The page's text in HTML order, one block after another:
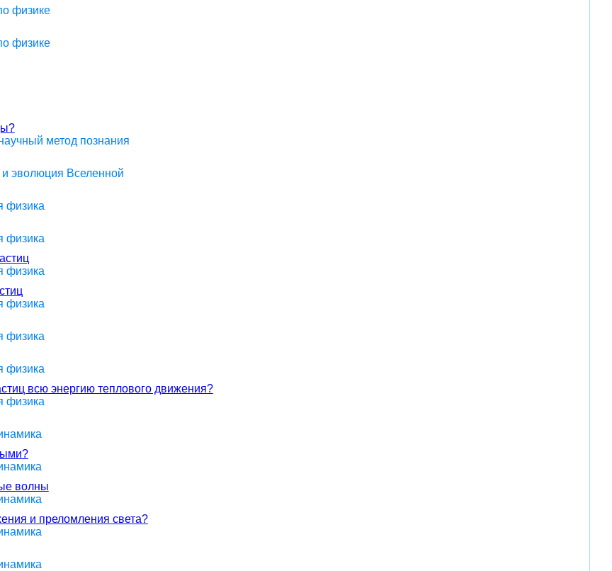
физике
физике
метод познания
и эволюция Вселенной
физика
физика
физика
физика
физика
физика
всю энергию теплового движения?
физика
волны
и преломления света?